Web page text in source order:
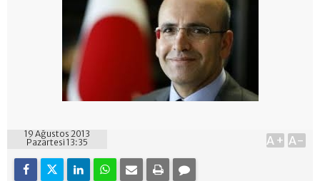
19 Ağustos 2013
Pazartesi 13:35
A+ A-